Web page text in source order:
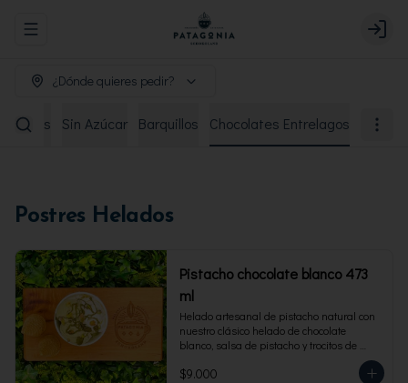
Abrir menu de navegación Login
¿Dónde quieres pedir?
Sin Azúcar Barquillos Chocolates Entrelagos
Postres Helados
Pistacho chocolate blanco 473
ml
Helado artesanal de pistacho natural con
nuestro clásico helado de chocolate
blanco, salsa de pistacho y trocitos de
pistacho. Envase familiar 473 ml, rinde 4
porciones.
$9.000